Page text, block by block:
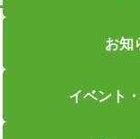
お知
イベント